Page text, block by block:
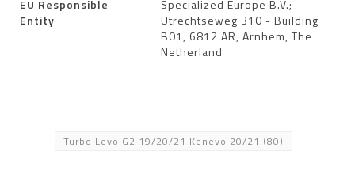
EU Responsible
Entity
Specialized Europe B.V.;
Utrechtseweg 310 - Building
B01, 6812 AR, Arnhem, The
Netherland
Turbo Levo G2 19/20/21 Kenevo 20/21 (80)